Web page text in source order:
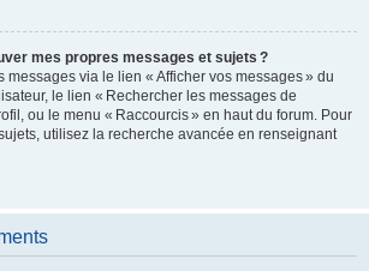
mes propres messages et sujets ?
messages via le lien « Afficher vos messages » du
le lien « Rechercher les messages de
ou le menu « Raccourcis » en haut du forum. Pour
utilisez la recherche avancée en renseignant